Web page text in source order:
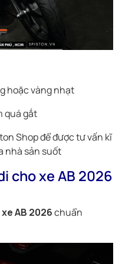
hoặc vàng nhạt
quá gắt
Shop để được tư vấn kĩ
nhà sản suốt
cho xe AB 2026
AB 2026chuẩn